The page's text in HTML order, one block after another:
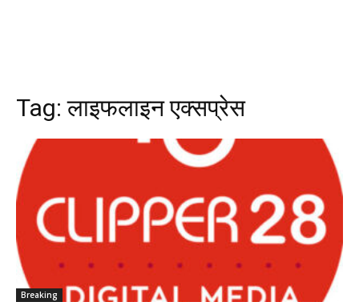
Tag:लाइफलाइन एक्सप्रेस
Breaking